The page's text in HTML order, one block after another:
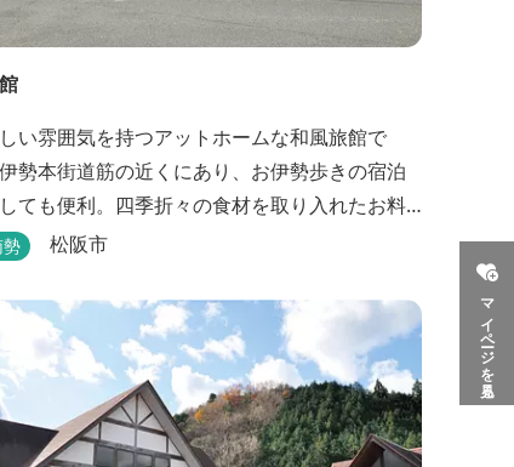
マイページを見る
い雰囲気を持つアットホームな和風旅館で
勢本街道筋の近くにあり、お伊勢歩きの宿泊
ても便利。四季折々の食材を取り入れたお料
しめます。
松阪市